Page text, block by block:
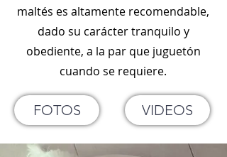
maltés es altamente recomendable,
dado su carácter tranquilo y
obediente, a la par que juguetón
cuando se requiere.
FOTOS VIDEOS